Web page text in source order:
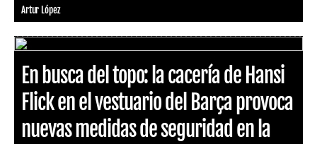
Artur López
En busca del topo: la cacería de Hansi
Flick en el vestuario del Barça provoca
nuevas medidas de seguridad en la